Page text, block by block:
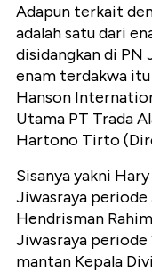
Adapun terkait
adalah satu dari
disidangkan di PN
enam terdakwa
Hanson
Utama PT Trada
Hartono Tirto
Sisanya yakni
Jiwasraya periode
Hendrisman
Jiwasraya periode
mantan Kepala